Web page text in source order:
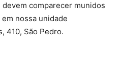
comparecer munidos
em nossa unidade
410, São Pedro.